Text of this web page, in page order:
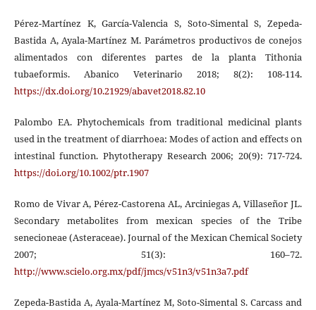
Pérez-Martínez K, García-Valencia S, Soto-Simental S, Zepeda-
Bastida A, Ayala-Martínez M. Parámetros productivos de conejos
alimentados con diferentes partes de la planta Tithonia
tubaeformis. Abanico Veterinario 2018; 8(2): 108-114.
https://dx.doi.org/10.21929/abavet2018.82.10
Palombo EA. Phytochemicals from traditional medicinal plants
used in the treatment of diarrhoea: Modes of action and effects on
intestinal function. Phytotherapy Research 2006; 20(9): 717-724.
https://doi.org/10.1002/ptr.1907
Romo de Vivar A, Pérez-Castorena AL, Arciniegas A, Villaseñor JL.
Secondary metabolites from mexican species of the Tribe
senecioneae (Asteraceae). Journal of the Mexican Chemical Society
2007; 51(3): 160–72.
http://www.scielo.org.mx/pdf/jmcs/v51n3/v51n3a7.pdf
Zepeda-Bastida A, Ayala-Martínez M, Soto-Simental S. Carcass and